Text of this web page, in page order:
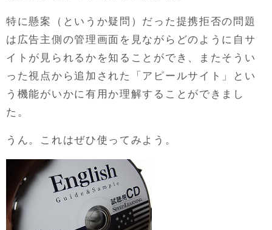
特に懸案（というか疑問）だった提携拒否の問題
は広告主側の管理画面を見ながらどのように自サ
イトが見られるかを知ることができ、またそうい
った視点から追加された「アピールサイト」とい
う機能がいかに有用か理解することができまし
た。
うん。これはぜひ使ってみよう。